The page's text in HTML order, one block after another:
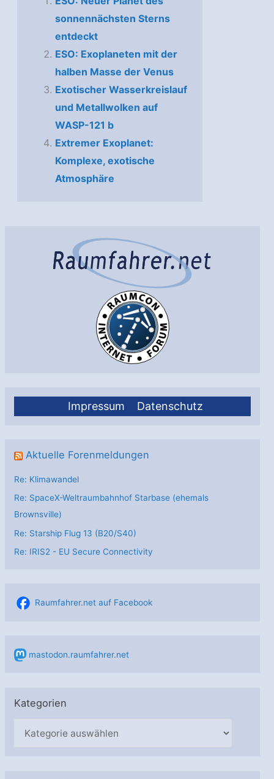
Impressum Datenschutz
Aktuelle Forenmeldungen
Re: Klimawandel
Re: SpaceX-Weltraumbahnhof Starbase (ehemals
Brownsville)
Re: Starship Flug 13 (B20/S40)
Re: IRIS2 - EU Secure Connectivity
Raumfahrer.net auf Facebook
mastodon.raumfahrer.net
Kategorien
sonnennächsten Sterns
entdeckt
ESO: Exoplaneten mit der
halben Masse der Venus
Exotischer Wasserkreislauf
und Metallwolken auf
WASP-121 b
Extremer Exoplanet:
Komplexe, exotische
Atmosphäre